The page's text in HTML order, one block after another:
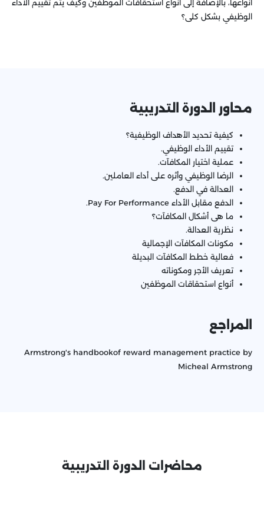
أنواعها، بالإضافة إلى أنواع استحقاقات الموظفين وكيف يتم تقييم الأداء
الوظيفي بشكل كلى؟
محاور الدورة التدريبية
كيفية تحديد الأهداف الوظيفية؟
تقييم الأداء الوظيفي.
عملية اختيار المكافآت.
الرضا الوظيفي وأثره على أداء العاملين.
العدالة في الدفع.
الدفع مقابل الأداء Pay For Performance.
ما هى أشكال المكافآت؟
نظرية العدالة.
مكونات المكافآت الإجمالية
فعالية خطط المكافآت البديلة
تعريف الأجر ومكوناته
أنواع استحقاقات الموظفين
المراجع
Armstrong's handbookof reward management practice by
Micheal Armstrong
محاضرات الدورة التدريبية